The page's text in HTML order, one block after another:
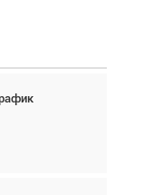
и БПЛА в